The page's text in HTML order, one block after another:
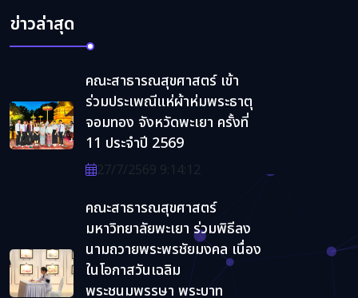
ข่าวล่าสุด
คณะสาธารณสุขศาสตร์ เข้า
ร่วมประเพณีแห่ผ้าห่มพระธาตุ
จอมทอง จังหวัดพะเยา ครั้งที่
11 ประจำปี 2569
27/7/2569 9:14:12
คณะสาธารณสุขศาสตร์
มหาวิทยาลัยพะเยา ร่วมพิธีลง
นามถวายพระพรชัยมงคล เนื่อง
ในโอกาสวันเฉลิม
พระชนมพรรษา พระบาท